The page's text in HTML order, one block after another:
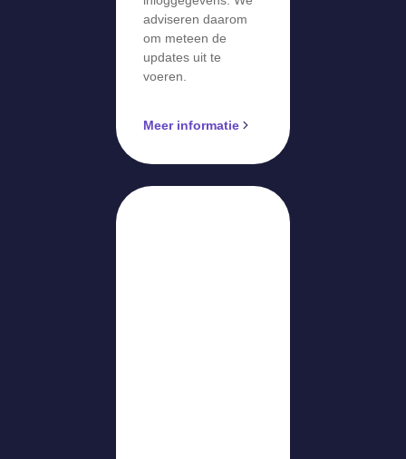
adviseren daarom
om meteen de
updates uit te
voeren.
Meer informatie